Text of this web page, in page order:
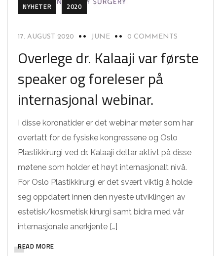
NYHETER 2020
17. AUGUST 2020 JUNE 0 COMMENTS
Overlege dr. Kalaaji var første
speaker og foreleser på
internasjonal webinar.
I disse koronatider er det webinar møter som har
overtatt for de fysiske kongressene og Oslo
Plastikkirurgi ved dr. Kalaaji deltar aktivt på disse
møtene som holder et høyt internasjonalt nivå.
For Oslo Plastikkirurgi er det svært viktig å holde
seg oppdatert innen den nyeste utviklingen av
estetisk/kosmetisk kirurgi samt bidra med vår
internasjonale anerkjente […]
READ MORE